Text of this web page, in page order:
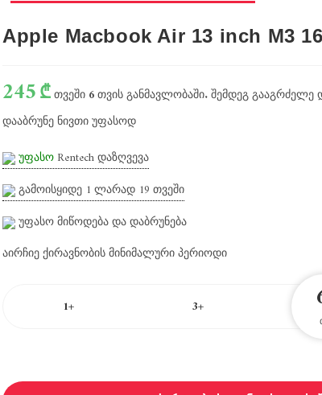
Apple Macbook Air 13 inch M3
245₾თვეში 6თვის განმავლობაში. შემდეგ გააგრძელე
დააბრუნე ნივთი უფასოდ
უფასო Rentech დაზღვევა
გამოისყიდე 1 ლარად 19 თვეში
უფასო მიწოდება და დაბრუნება
აირჩიე ქირავნობის მინიმალური პერიოდი
1+ 3+